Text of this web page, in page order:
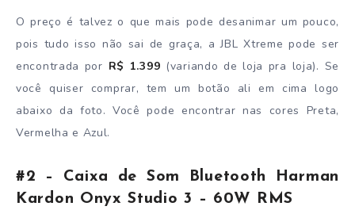
O preço é talvez o que mais pode desanimar um pouco,
pois tudo isso não sai de graça, a JBL Xtreme pode ser
encontrada por R$ 1.399 (variando de loja pra loja). Se
você quiser comprar, tem um botão ali em cima logo
abaixo da foto. Você pode encontrar nas cores Preta,
Vermelha e Azul.
#2 – Caixa de Som Bluetooth Harman
Kardon Onyx Studio 3 – 60W RMS